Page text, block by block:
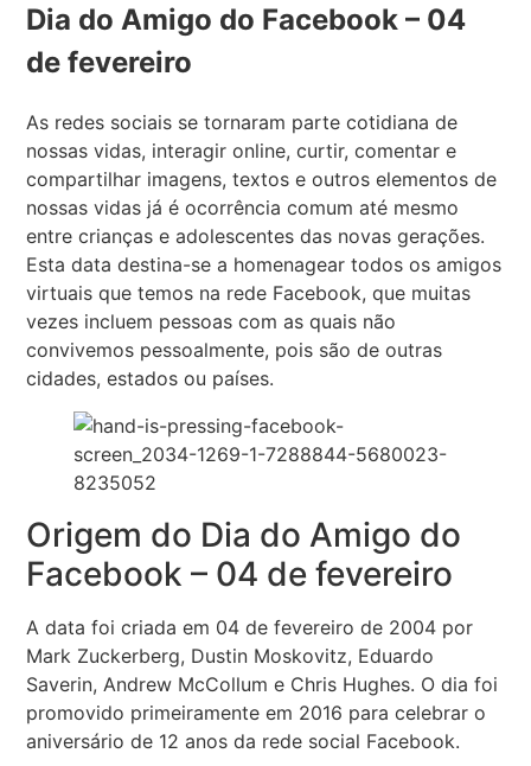
Dia do Amigo do Facebook – 04
de fevereiro
As redes sociais se tornaram parte cotidiana de
nossas vidas, interagir online, curtir, comentar e
compartilhar imagens, textos e outros elementos de
nossas vidas já é ocorrência comum até mesmo
entre crianças e adolescentes das novas gerações.
Esta data destina-se a homenagear todos os amigos
virtuais que temos na rede Facebook, que muitas
vezes incluem pessoas com as quais não
convivemos pessoalmente, pois são de outras
cidades, estados ou países.
Origem do Dia do Amigo do
Facebook – 04 de fevereiro
A data foi criada em 04 de fevereiro de 2004 por
Mark Zuckerberg, Dustin Moskovitz, Eduardo
Saverin, Andrew McCollum e Chris Hughes. O dia foi
promovido primeiramente em 2016 para celebrar o
aniversário de 12 anos da rede social Facebook.